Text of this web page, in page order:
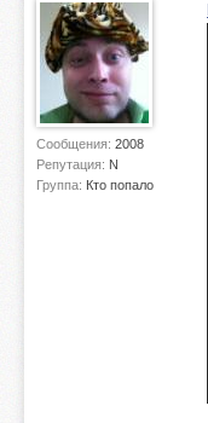
Сообщения: 2008
Репутация: N
Группа: Кто попало